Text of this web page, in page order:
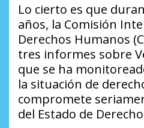
Lo cierto es que
años, la Comisión
Derechos Humanos
tres informes sobre
que se ha
la situación de
compromete
del Estado de